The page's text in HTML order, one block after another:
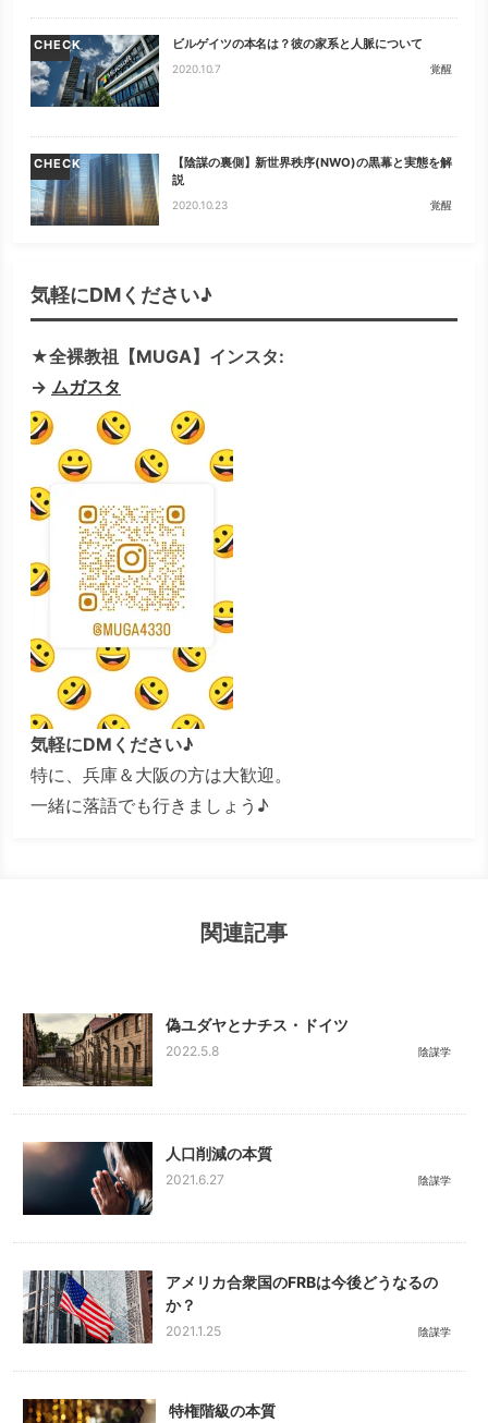
CHECK ビルゲイツの本名は？彼の家系と人脈について
2020.10.7 覚醒
CHECK
【陰謀の裏側】新世界秩序(NWO)の黒幕と実態を解
説
2020.10.23 覚醒
気軽にDMください♪
★全裸教祖【MUGA】インスタ:
→ ムガスタ
気軽にDMください♪
特に、兵庫＆大阪の方は大歓迎。
一緒に落語でも行きましょう♪
関連記事
偽ユダヤとナチス・ドイツ
2022.5.8 陰謀学
人口削減の本質
2021.6.27 陰謀学
アメリカ合衆国のFRBは今後どうなるの
か？
2021.1.25 陰謀学
特権階級の本質